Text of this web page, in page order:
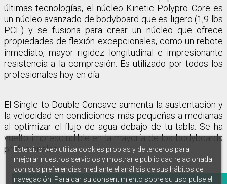
últimas tecnologías, e l núcleo Kinetic Polypro Core es
un núcleo avanzado de bodyboard que es ligero (1,9 lbs
PCF) y se fusiona para crear un núcleo que ofrece
propiedades de flexión excepcionales, como un rebote
inmediato, mayor rigidez longitudinal e impresionante
resistencia a la compresión. Es utilizado por todos los
profesionales hoy en día
El Single to Double Concave aumenta la sustentación y
la velocidad en condiciones más pequeñas a medianas
al optimizar el flujo de agua debajo de tu tabla. Se ha
vuelto imprescindible en la mayoría de los bodyboards
profesionales.
Este sitio web utiliza cookies propias y de terceros para
mejorar nuestros servicios y mostrarle publicidad relacionada
con sus preferencias mediante el análisis de sus hábitos de
navegación. Para dar su consentimiento sobre su uso pulse el